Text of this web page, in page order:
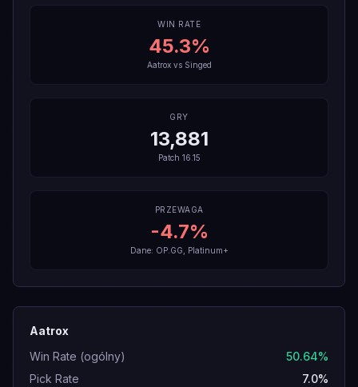
WIN RATE
45.3%
Aatroxvs Singed
GRY
13,881
Patch 16.15
PRZEWAGA
-4.7%
Dane: OP.GG, Platinum+
Aatrox
Win Rate (ogólny)
50.64%
Pick Rate
7.0%